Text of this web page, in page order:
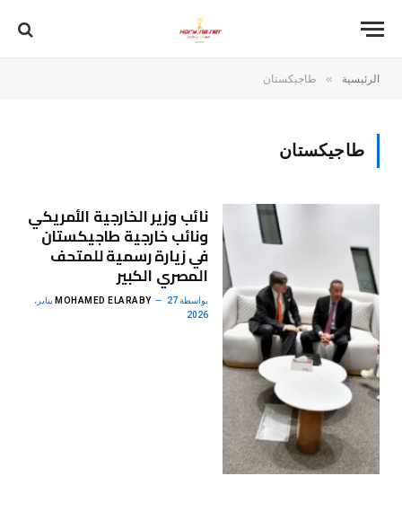
الرئيسية » طاجيكستان
طاجيكستان
نائب وزير الخارجية الأمريكي
ونائب خارجية طاجيكستان
في زيارة رسمية للمتحف
المصري الكبير
بواسطة MOHAMED ELARABY 27 يناير،
2026